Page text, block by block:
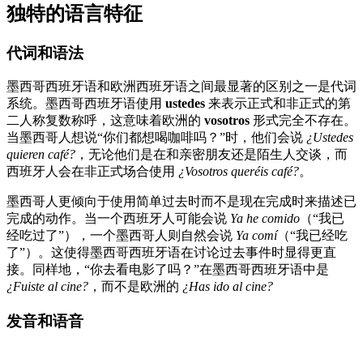
独特的语言特征
代词和语法
墨西哥西班牙语和欧洲西班牙语之间最显著的区别之一是代词
系统。墨西哥西班牙语使用 ustedes 来表示正式和非正式的第
二人称复数称呼，这意味着欧洲的 vosotros 形式完全不存在。
当墨西哥人想说“你们都想喝咖啡吗？”时，他们会说 ¿Ustedes
quieren café? ，无论他们是在和亲密朋友还是陌生人交谈，而
西班牙人会在非正式场合使用 ¿Vosotros queréis café?。
墨西哥人更倾向于使用简单过去时而不是现在完成时来描述已
完成的动作。当一个西班牙人可能会说 Ya he comido （“我已
经吃过了”），一个墨西哥人则自然会说 Ya comí（“我已经吃
了”）。这使得墨西哥西班牙语在讨论过去事件时显得更直
接。同样地，“你去看电影了吗？”在墨西哥西班牙语中是
¿Fuiste al cine? ，而不是欧洲的 ¿Has ido al cine?
发音和语音